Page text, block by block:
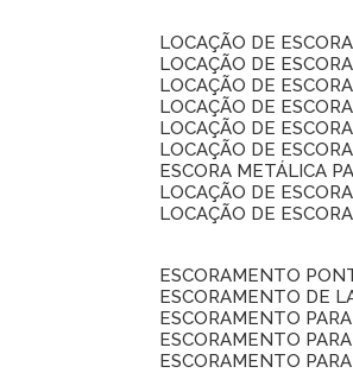
LOCAÇÃO DE
LOCAÇÃO DE
LOCAÇÃO DE
LOCAÇÃO DE
LOCAÇÃO DE
LOCAÇÃO DE
ESCORA METÁLICA
LOCAÇÃO DE
LOCAÇÃO DE
ESCORAMENTO
ESCORAMENTO DE
ESCORAMENTO
ESCORAMENTO
ESCORAMENTO